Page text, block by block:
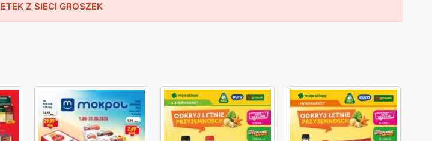
klientów poszukujących świeżych i wysokiej jakości produktów spożywczych.
Z SIECI GROSZEK